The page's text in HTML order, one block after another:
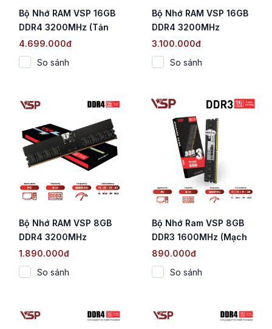
Bộ Nhớ RAM VSP 16GB
DDR4 3200MHz (Tản
Nhiệt Đen / CL16 / 1.2V)
4.699.000đ
So sánh
Bộ Nhớ RAM VSP 16GB
DDR4 3200MHz
3.100.000đ
So sánh
Bộ Nhớ RAM VSP 8GB
DDR4 3200MHz
1.890.000đ
So sánh
Bộ Nhớ Ram VSP 8GB
DDR3 1600MHz (Mạch
Đen / CL11 / 1.35V)
890.000đ
So sánh